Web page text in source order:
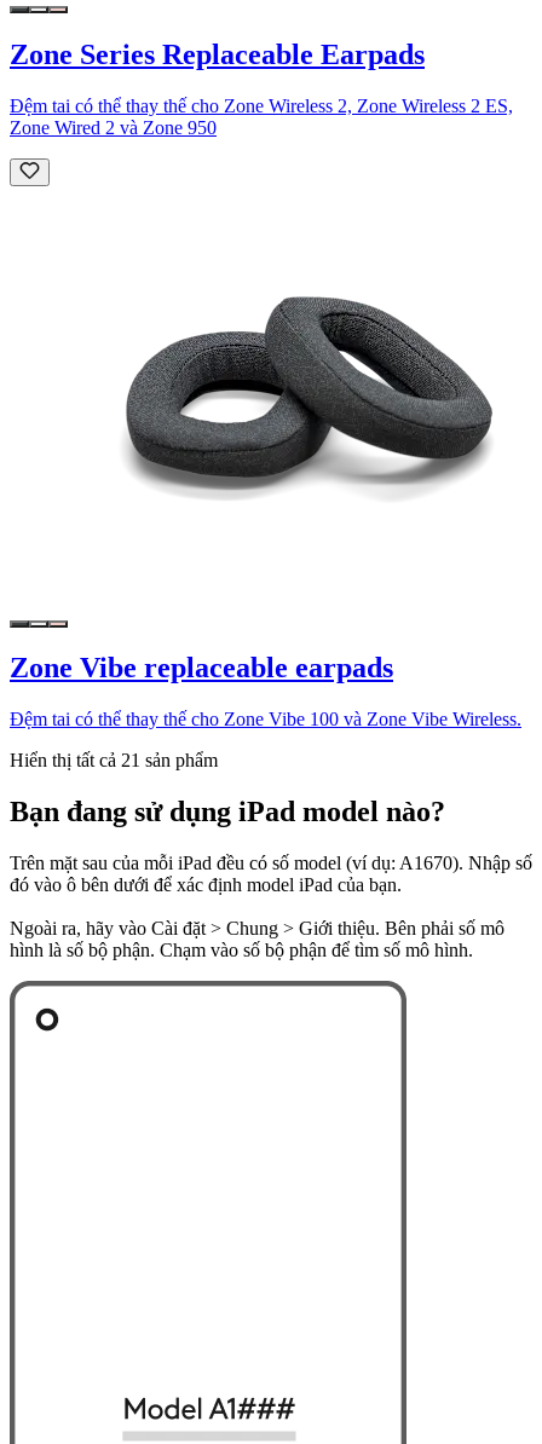
Zone Series Replaceable Earpads
Đệm tai có thể thay thế cho Zone Wireless 2, Zone Wireless 2 ES,
Zone Wired 2 và Zone 950
Zone Vibe replaceable earpads
Đệm tai có thể thay thế cho Zone Vibe 100 và Zone Vibe Wireless.
Hiển thị tất cả 21 sản phẩm
Bạn đang sử dụng iPad model nào?
Trên mặt sau của mỗi iPad đều có số model (ví dụ: A1670). Nhập số
đó vào ô bên dưới để xác định model iPad của bạn.
Ngoài ra, hãy vào Cài đặt > Chung > Giới thiệu. Bên phải số mô
hình là số bộ phận. Chạm vào số bộ phận để tìm số mô hình.